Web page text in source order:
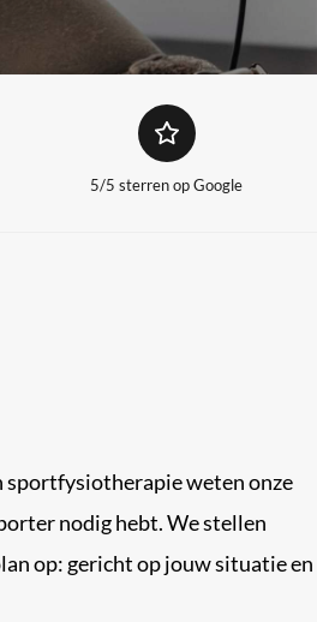
5/5 sterren op Google
sportfysiotherapie weten onze
nodig hebt. We stellen
op: gericht op jouw situatie en